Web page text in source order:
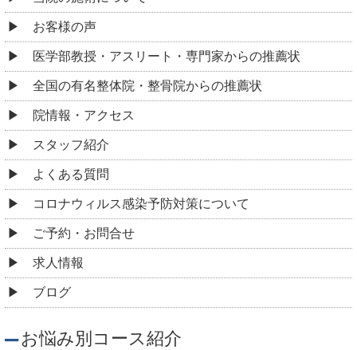
お客様の声
医学部教授・アスリート・専門家からの推薦状
全国の有名整体院・整骨院からの推薦状
院情報・アクセス
スタッフ紹介
よくある質問
コロナウィルス感染予防対策について
ご予約・お問合せ
求人情報
ブログ
お悩み別コース紹介